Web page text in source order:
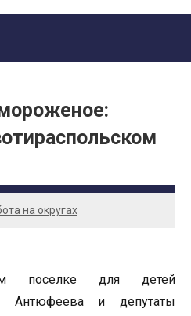
на округах
поселке для детей
Антюфеева и депутаты